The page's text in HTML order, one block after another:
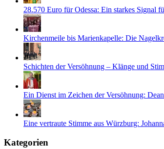
28.570 Euro für Odessa: Ein starkes Signal
Kirchenmeile bis Marienkapelle: Die
Schichten der Versöhnung – Klänge und
Ein Dienst im Zeichen der Versöhnung:
Eine vertraute Stimme aus Würzburg:
Kategorien